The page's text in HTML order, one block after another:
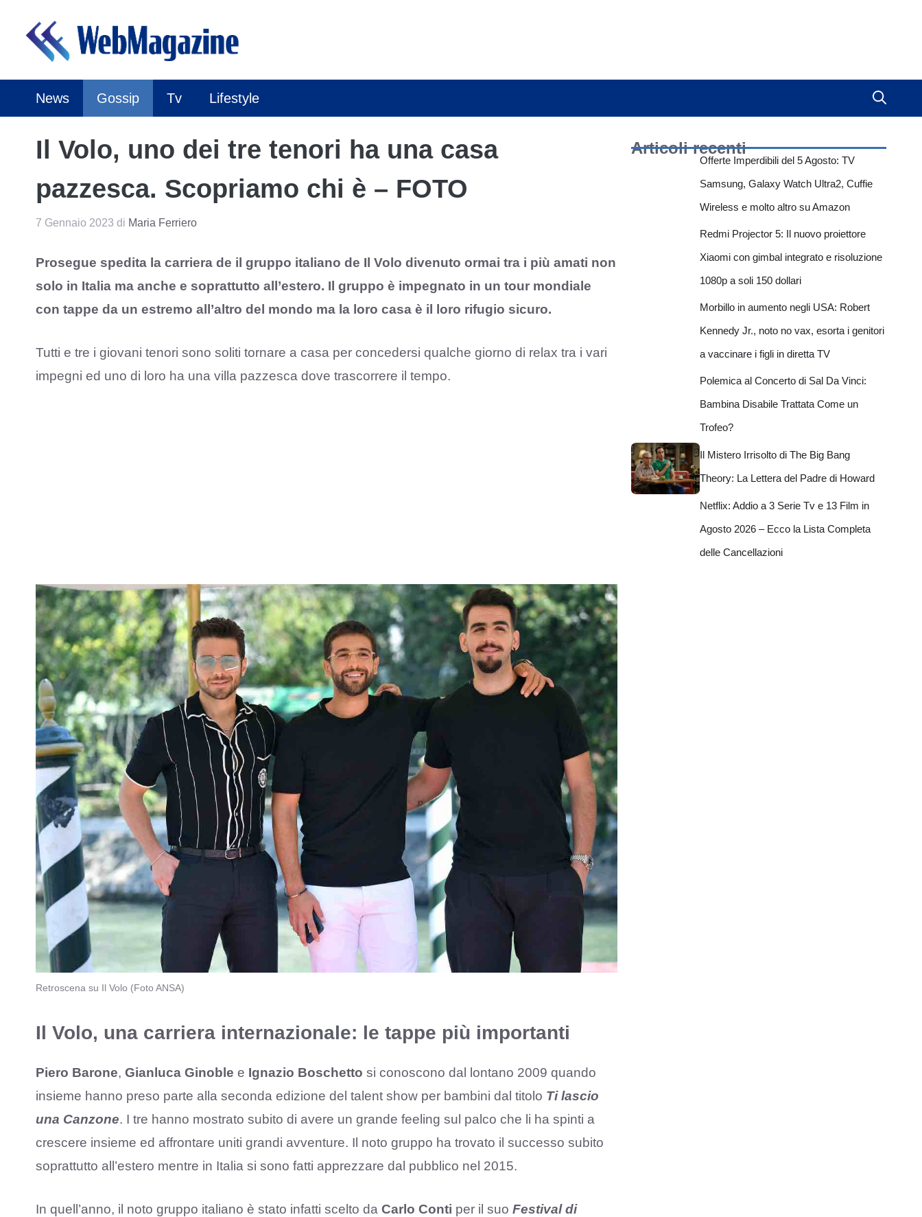
contenuto
News Gossip Tv Lifestyle
Il Volo, uno dei tre tenori ha una casa
pazzesca. Scopriamo chi è – FOTO
7 Gennaio 2023 di Maria Ferriero
Prosegue spedita la carriera de il gruppo italiano de Il Volo divenuto ormai tra i più amati non
solo in Italia ma anche e soprattutto all’estero. Il gruppo è impegnato in un tour mondiale
con tappe da un estremo all’altro del mondo ma la loro casa è il loro rifugio sicuro.
Tutti e tre i giovani tenori sono soliti tornare a casa per concedersi qualche giorno di relax tra i vari
impegni ed uno di loro ha una villa pazzesca dove trascorrere il tempo.
Retroscena su Il Volo (Foto ANSA)
Il Volo, una carriera internazionale: le tappe più importanti
Piero Barone, Gianluca Ginoble e Ignazio Boschetto si conoscono dal lontano 2009 quando
insieme hanno preso parte alla seconda edizione del talent show per bambini dal titolo Ti lascio
una Canzone. I tre hanno mostrato subito di avere un grande feeling sul palco che li ha spinti a
crescere insieme ed affrontare uniti grandi avventure. Il noto gruppo ha trovato il successo subito
soprattutto all’estero mentre in Italia si sono fatti apprezzare dal pubblico nel 2015.
In quell’anno, il noto gruppo italiano è stato infatti scelto da Carlo Conti per il suo Festival di
Articoli recenti
Offerte Imperdibili del 5 Agosto: TV
Samsung, Galaxy Watch Ultra2, Cuffie
Wireless e molto altro su Amazon
Redmi Projector 5: Il nuovo proiettore
Xiaomi con gimbal integrato e risoluzione
1080p a soli 150 dollari
Morbillo in aumento negli USA: Robert
Kennedy Jr., noto no vax, esorta i genitori
a vaccinare i figli in diretta TV
Polemica al Concerto di Sal Da Vinci:
Bambina Disabile Trattata Come un
Trofeo?
Il Mistero Irrisolto di The Big Bang
Theory: La Lettera del Padre di Howard
Netflix: Addio a 3 Serie Tv e 13 Film in
Agosto 2026 – Ecco la Lista Completa
delle Cancellazioni